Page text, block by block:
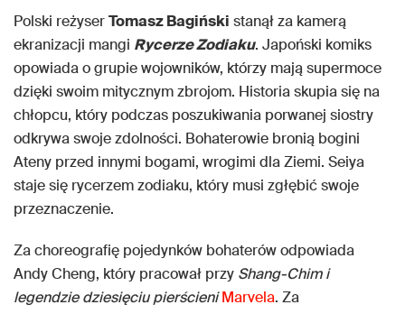
Polski reżyserTomasz Bagiński stanął za kamerą
ekranizacji mangi Rycerze Zodiaku. Japoński komiks
opowiada o grupie wojowników, którzy mają supermoce
dzięki swoim mitycznym zbrojom. Historia skupia się na
chłopcu, który podczas poszukiwania porwanej siostry
odkrywa swoje zdolności. Bohaterowie bronią bogini
Ateny przed innymi bogami, wrogimi dla Ziemi. Seiya
staje się rycerzem zodiaku, który musi zgłębić swoje
przeznaczenie.
Za choreografię pojedynków bohaterów odpowiada
Andy Cheng, który pracował przy Shang-Chim i
legendzie dziesięciu pierścieni Marvela. Za